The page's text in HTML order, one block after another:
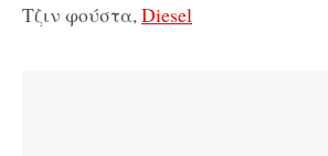
Τζιν φούστα,Diesel